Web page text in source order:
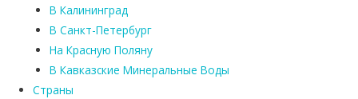
В Калининград
В Санкт-Петербург
На Красную Поляну
В Кавказские Минеральные Воды
Страны